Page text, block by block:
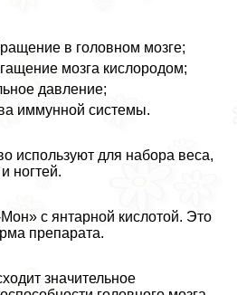
в головном мозге;
мозга кислородом;
давление;
иммунной системы.
используют для набора веса,
ногтей.
с янтарной кислотой. Это
препарата.
значительное